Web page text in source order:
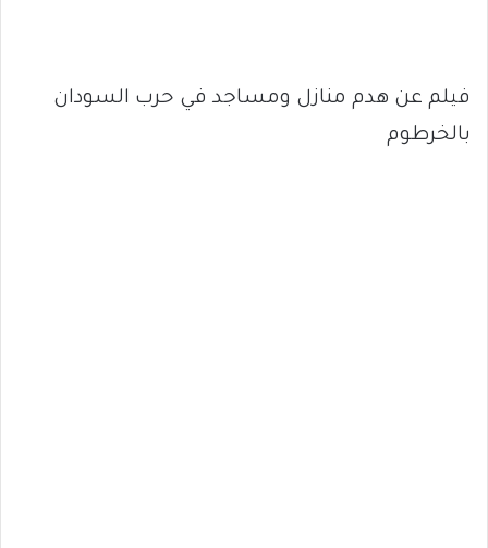
فيلم عن هدم منازل ومساجد في حرب السودان
بالخرطوم